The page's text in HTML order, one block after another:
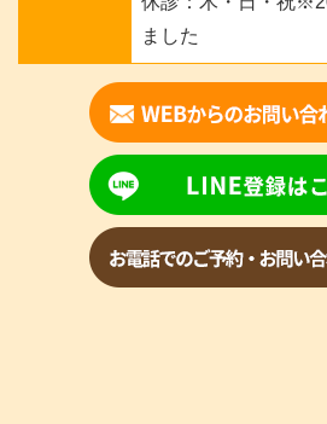
ました